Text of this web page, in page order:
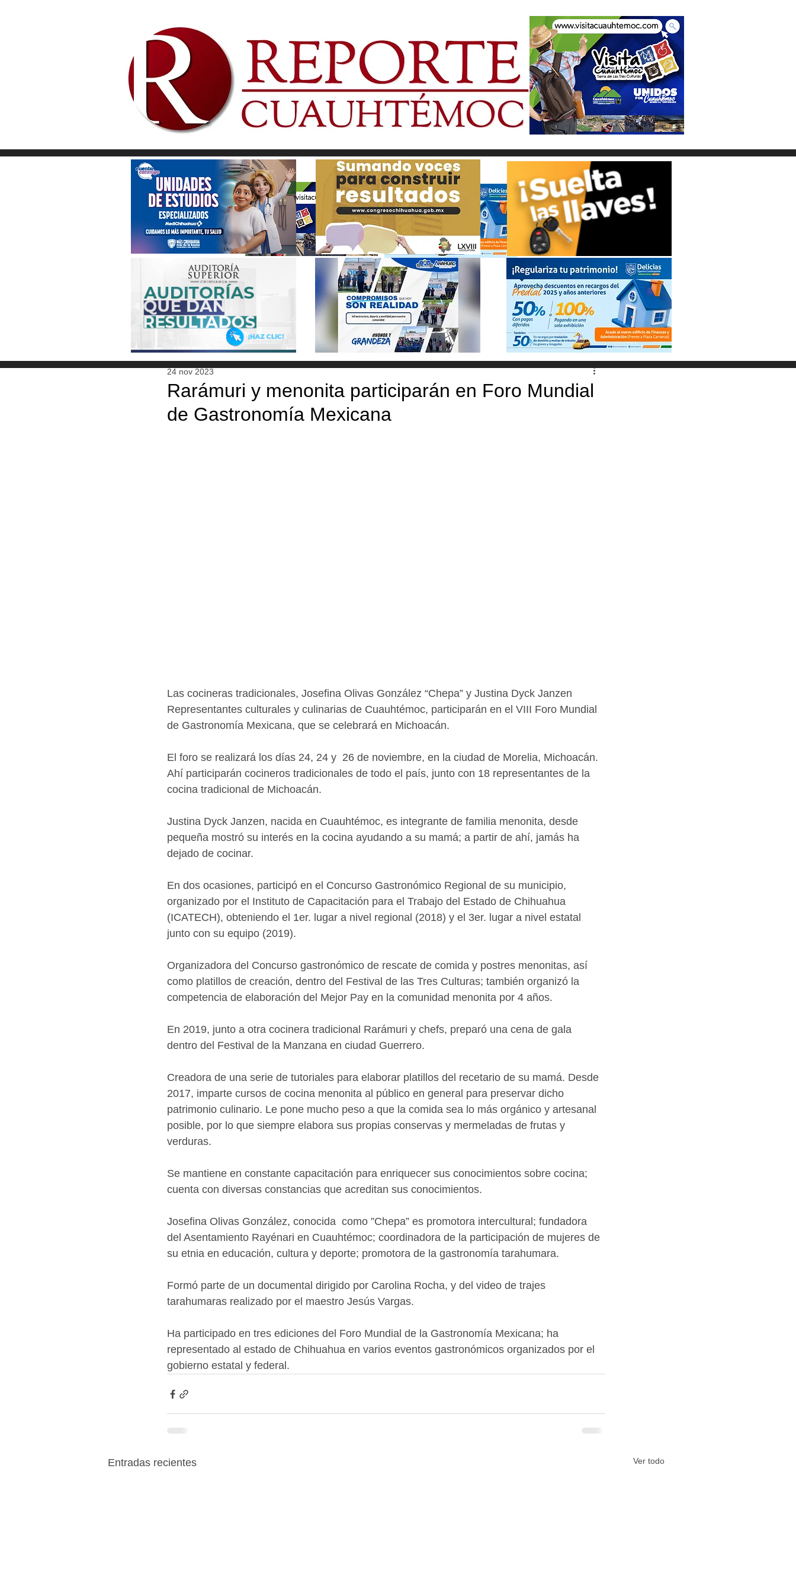
Rarámuri y menonita participarán en Foro Mundial
de Gastronomía Mexicana
24 nov 2023
Las cocineras tradicionales, Josefina Olivas González “Chepa” y Justina Dyck Janzen
Representantes culturales y culinarias de Cuauhtémoc, participarán en el VIII Foro Mundial
de Gastronomía Mexicana, que se celebrará en Michoacán.
El foro se realizará los días 24, 24 y  26 de noviembre, en la ciudad de Morelia, Michoacán.
Ahí participarán cocineros tradicionales de todo el país, junto con 18 representantes de la
cocina tradicional de Michoacán.
Justina Dyck Janzen, nacida en Cuauhtémoc, es integrante de familia menonita, desde
pequeña mostró su interés en la cocina ayudando a su mamá; a partir de ahí, jamás ha
dejado de cocinar.
En dos ocasiones, participó en el Concurso Gastronómico Regional de su municipio,
organizado por el Instituto de Capacitación para el Trabajo del Estado de Chihuahua
(ICATECH), obteniendo el 1er. lugar a nivel regional (2018) y el 3er. lugar a nivel estatal
junto con su equipo (2019).
Organizadora del Concurso gastronómico de rescate de comida y postres menonitas, así
como platillos de creación, dentro del Festival de las Tres Culturas; también organizó la
competencia de elaboración del Mejor Pay en la comunidad menonita por 4 años.
En 2019, junto a otra cocinera tradicional Rarámuri y chefs, preparó una cena de gala
dentro del Festival de la Manzana en ciudad Guerrero.
Creadora de una serie de tutoriales para elaborar platillos del recetario de su mamá. Desde
2017, imparte cursos de cocina menonita al público en general para preservar dicho
patrimonio culinario. Le pone mucho peso a que la comida sea lo más orgánico y artesanal
posible, por lo que siempre elabora sus propias conservas y mermeladas de frutas y
verduras.
Se mantiene en constante capacitación para enriquecer sus conocimientos sobre cocina;
cuenta con diversas constancias que acreditan sus conocimientos.
Josefina Olivas González, conocida  como ”Chepa” es promotora intercultural; fundadora
del Asentamiento Rayénari en Cuauhtémoc; coordinadora de la participación de mujeres de
su etnia en educación, cultura y deporte; promotora de la gastronomía tarahumara.
Formó parte de un documental dirigido por Carolina Rocha, y del video de trajes
tarahumaras realizado por el maestro Jesús Vargas.
Ha participado en tres ediciones del Foro Mundial de la Gastronomía Mexicana; ha
representado al estado de Chihuahua en varios eventos gastronómicos organizados por el
gobierno estatal y federal.
Entradas recientes Ver todo